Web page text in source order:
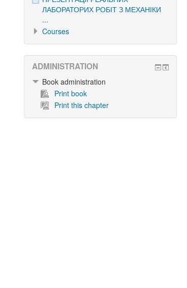
ЛАБОРАТОРИХ РОБІТ З МЕХАНІКИ
...
Courses
ADMINISTRATION
Book administration
Print book
Print this chapter